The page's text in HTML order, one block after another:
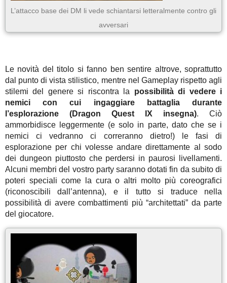
L’attacco base dei DM li vede schiantarsi letteralmente contro gli
avversari
Le novità del titolo si fanno ben sentire altrove, soprattutto
dal punto di vista stilistico, mentre nel Gameplay rispetto agli
stilemi del genere si riscontra la possibilità di vedere i
nemici con cui ingaggiare battaglia durante
l’esplorazione (Dragon Quest IX insegna). Ciò
ammorbidisce leggermente (e solo in parte, dato che se i
nemici ci vedranno ci correranno dietro!) le fasi di
esplorazione per chi volesse andare direttamente al sodo
dei dungeon piuttosto che perdersi in paurosi livellamenti.
Alcuni membri del vostro party saranno dotati fin da subito di
poteri speciali come la cura o altri molto più coreografici
(riconoscibili dall’antenna), e il tutto si traduce nella
possibilità di avere combattimenti più “architettati” da parte
del giocatore.